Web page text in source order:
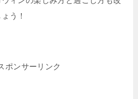
う！
ポンサーリンク